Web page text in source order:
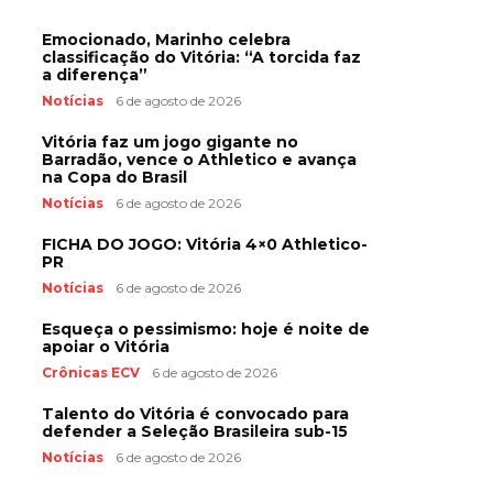
Emocionado, Marinho celebra
classificação do Vitória: “A torcida faz
a diferença”
Notícias 6 de agosto de 2026
Vitória faz um jogo gigante no
Barradão, vence o Athletico e avança
na Copa do Brasil
Notícias 6 de agosto de 2026
FICHA DO JOGO: Vitória 4×0 Athletico-
PR
Notícias 6 de agosto de 2026
Esqueça o pessimismo: hoje é noite de
apoiar o Vitória
Crônicas ECV 6 de agosto de 2026
Talento do Vitória é convocado para
defender a Seleção Brasileira sub-15
Notícias 6 de agosto de 2026